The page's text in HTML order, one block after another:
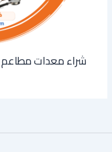
شراء معدات